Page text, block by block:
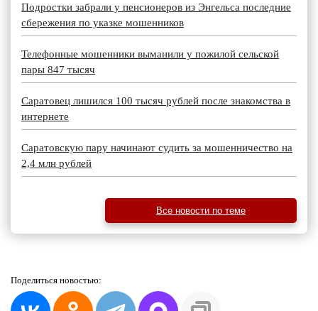
Подростки забрали у пенсионеров из Энгельса последние
сбережения по указке мошенников
Телефонные мошенники выманили у пожилой сельской
пары 847 тысяч
Саратовец лишился 100 тысяч рублей после знакомства в
интернете
Саратовскую пару начинают судить за мошенничество на
2,4 млн рублей
Все новости по теме
Поделиться новостью: